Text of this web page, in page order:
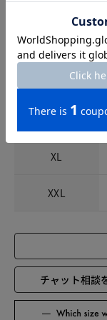
S
L
XL
XXL
チャット相談